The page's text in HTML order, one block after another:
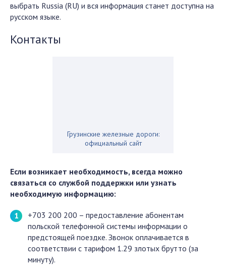
выбрать Russia (RU) и вся информация станет доступна на
русском языке.
Контакты
Грузинские железные дороги:
официальный сайт
Если возникает необходимость, всегда можно
связаться со службой поддержки или узнать
необходимую информацию:
+703 200 200 – предоставление абонентам
польской телефонной системы информации о
предстоящей поездке. Звонок оплачивается в
соответствии с тарифом 1.29 злотых брутто (за
минуту).